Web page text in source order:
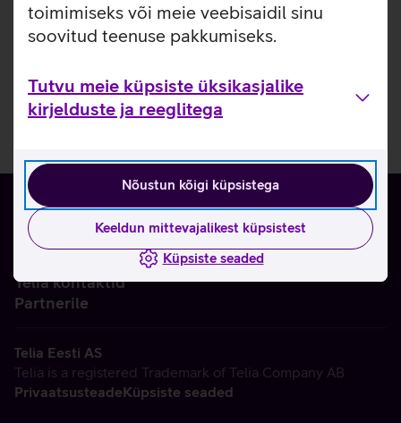
toimimiseks või meie veebisaidil sinu
soovitud teenuse pakkumiseks.
Tutvu meie küpsiste üksikasjalike
kirjelduste ja reeglitega
Nõustun kõigi küpsistega
Keeldun mittevajalikest küpsistest
Küpsiste seaded
Telia kontaktid
Partnerile
Telia Eesti AS
Telia is a registered Trademark of Telia Company AB
PrivaatsusteadeKüpsiste seaded